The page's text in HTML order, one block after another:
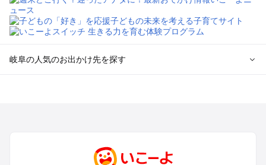
岐阜の人気のお出かけ先を探す
高山・下呂・飛騨・奥飛騨周辺のプールお出かけ